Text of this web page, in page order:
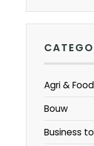
Agri & Food
Bouw
Business